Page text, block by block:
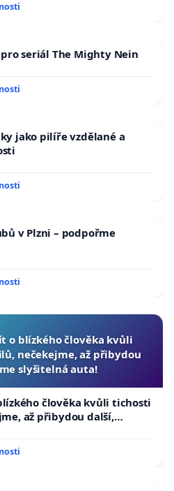
seriál The Mighty Nein
jako pilíře vzdělané a
v Plzni – podpořme
o blízkého člověka kvůli
nečekejme, až přibydou
slyšitelná auta!
člověka kvůli tichosti
až přibydou další,